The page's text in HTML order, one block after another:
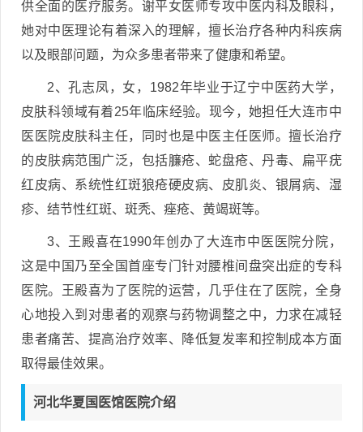
供全面的医疗服务。谢平女医师专攻中医内科及眼科，
她对中医理论有着深入的理解，擅长治疗各种内科疾病
以及眼部问题，为众多患者带来了健康和希望。
2、孔志凤，女，1982年毕业于辽宁中医药大学，
皮肤科领域有着25年临床经验。现今，她担任大连市中
医医院皮肤科主任，同时也是中医主任医师。擅长治疗
的皮肤病范围广泛，包括臁疮、蛇盘疮、丹毒、扁平疣
红皮病、系统性红斑狼疮硬皮病、皮肌炎、银屑病、湿
疹、结节性红斑、斑秃、痤疮、黄竭斑等。
3、王殿喜在1990年创办了大连市中医医院分院，
这是中国乃至全国首座专门针对腰椎间盘突出症的专科
医院。王殿喜为了医院的运营，几乎住在了医院，全身
心地投入到对患者的观察与药物调整之中，力求在减轻
患者痛苦、提高治疗效率、降低复发率和控制成本方面
取得最佳效果。
河北华夏国医馆医院介绍